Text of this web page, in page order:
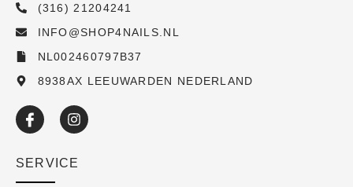
(316) 21204241
INFO@SHOP4NAILS.NL
NL002460797B37
8938AX LEEUWARDEN NEDERLAND
SERVICE